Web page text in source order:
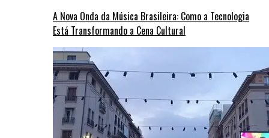
A Nova Onda da Música Brasileira: Como a Tecnologia
Está Transformando a Cena Cultural